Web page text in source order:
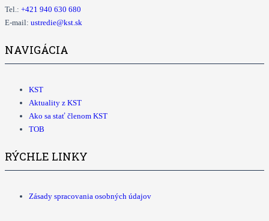
Tel.: +421 940 630 680
E-mail: ustredie@kst.sk
NAVIGÁCIA
KST
Aktuality z KST
Ako sa stať členom KST
TOB
RÝCHLE LINKY
Zásady spracovania osobných údajov